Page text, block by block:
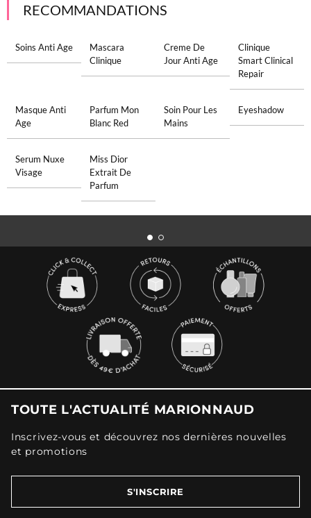
RECOMMANDATIONS
Soins Anti Age
Mascara
Clinique
Creme De
Jour Anti Age
Clinique
Smart Clinical
Repair
Masque Anti
Age
Parfum Mon
Blanc Red
Soin Pour Les
Mains
Eyeshadow
Serum Nuxe
Visage
Miss Dior
Extrait De
Parfum
TOUTE L'ACTUALITÉ MARIONNAUD
Inscrivez-vous et découvrez nos dernières nouvelles
et promotions
S'INSCRIRE